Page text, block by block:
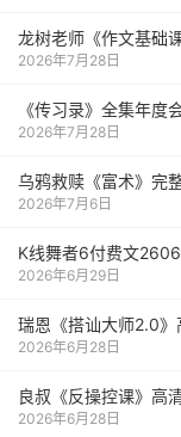
龙树老师《作文基础
2026年7月28日
《传习录》全集年度
2026年7月28日
乌鸦救赎《富术》完
2026年7月6日
K线舞者6付费文
2026年6月29日
瑞恩《搭讪大师2.0》
2026年6月28日
良叔《反操控课》高
2026年6月28日